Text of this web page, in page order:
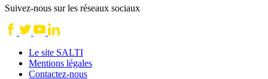
Suivez-nous sur les réseaux sociaux
Le site SALTI
Mentions légales
Contactez-nous